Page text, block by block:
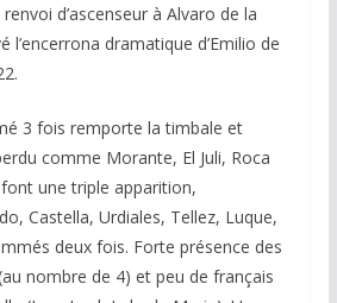
d’ascenseur à Alvaro de la
l’encerrona dramatique d’Emilio de
3 fois remporte la timbale et
comme Morante, El Juli, Roca
une triple apparition,
Castella, Urdiales, Tellez, Luque,
deux fois. Forte présence des
nombre de 4) et peu de français